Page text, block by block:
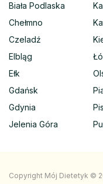
Biała Podlaska
Chełmno
Czeladź
Elbląg
Ełk
Gdańsk
Gdynia
Jelenia Góra
Copyright Mój Dietetyk ©